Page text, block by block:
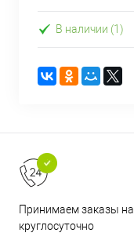
В наличии (1)
Принимаем заказы на
круглосуточно